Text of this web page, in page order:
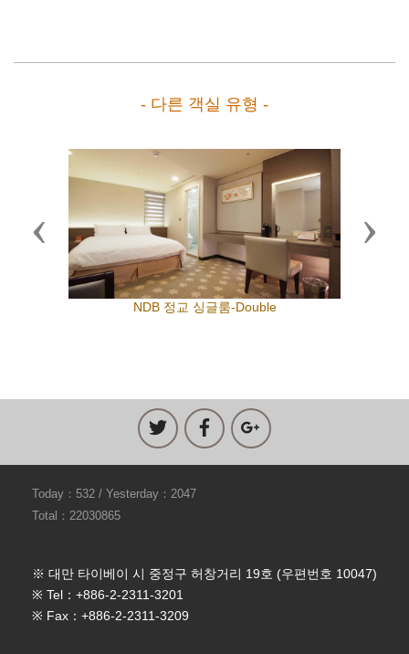
- 다른 객실 유형 -
NDB 정교 싱글룸-Double
Previous Next
Today：532 / Yesterday：2047
Total：22030865
※ 대만 타이베이 시 중정구 허창거리 19호 (우편번호 10047)
※ Tel：+886-2-2311-3201
※ Fax：+886-2-2311-3209